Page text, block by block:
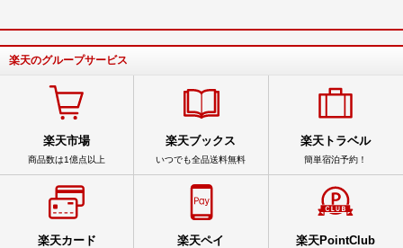
楽天のグループサービス
楽天市場
商品数は1億点以上
楽天ブックス
いつでも全品送料無料
楽天トラベル
簡単宿泊予約！
楽天カード 楽天ペイ 楽天PointClub